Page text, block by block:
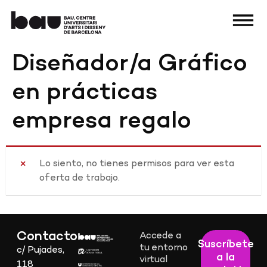
Diseñador/a Gráfico
en prácticas
empresa regalo
Lo siento, no tienes permisos para ver esta
oferta de trabajo.
Contacto
c/ Pujades,
Accede a
tu entorno
virtual
Suscríbete
a la